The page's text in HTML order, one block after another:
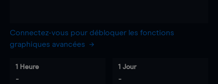
Connectez-vous pour débloquer les fonctions
graphiques avancées
1 Heure
-
1 Jour
-